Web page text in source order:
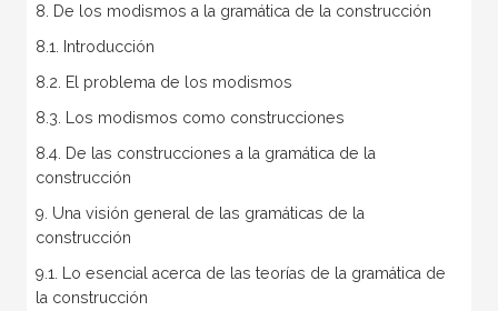
8. De los modismos a la gramática de la construcción
8.1. Introducción
8.2. El problema de los modismos
8.3. Los modismos como construcciones
8.4. De las construcciones a la gramática de la
construcción
9. Una visión general de las gramáticas de la
construcción
9.1. Lo esencial acerca de las teorías de la gramática de
la construcción